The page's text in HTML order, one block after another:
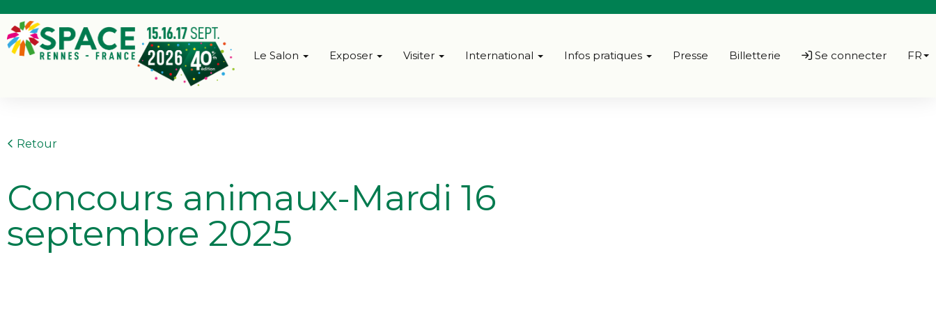
Le Salon Exposer Visiter International Infos pratiques Presse Billetterie Se connecter FR
Retour
Concours animaux-Mardi 16
septembre 2025